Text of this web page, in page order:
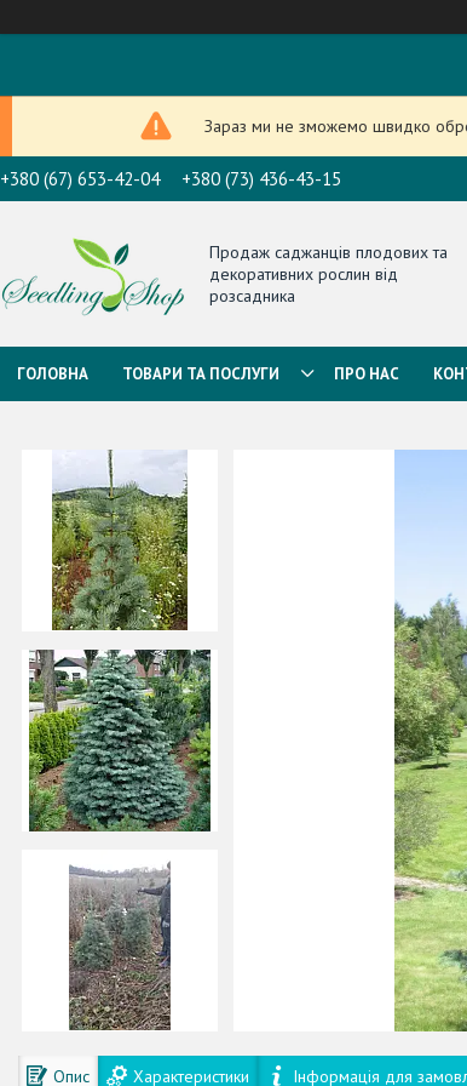
Зараз ми не зможемо швидко
+380 (67) 653-42-04 +380 (73) 436-43-15
Продаж саджанців плодових та
декоративних рослин від
розсадника
ГОЛОВНА ТОВАРИ ТА ПОСЛУГИ ПРО НАС
Опис Характеристики Інформація для